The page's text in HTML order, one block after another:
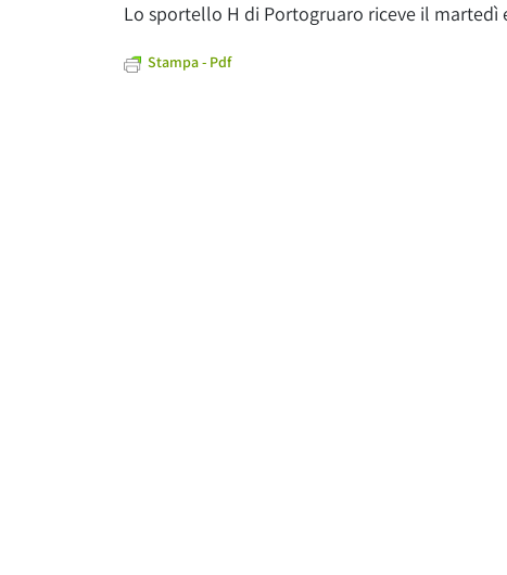
Lo sportello H di Portogruaro riceve il martedì
Stampa - Pdf